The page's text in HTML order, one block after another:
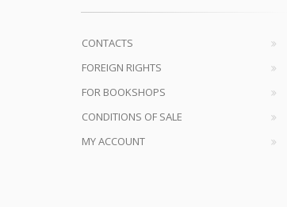
CONTACTS
FOREIGN RIGHTS
FOR BOOKSHOPS
CONDITIONS OF SALE
MY ACCOUNT